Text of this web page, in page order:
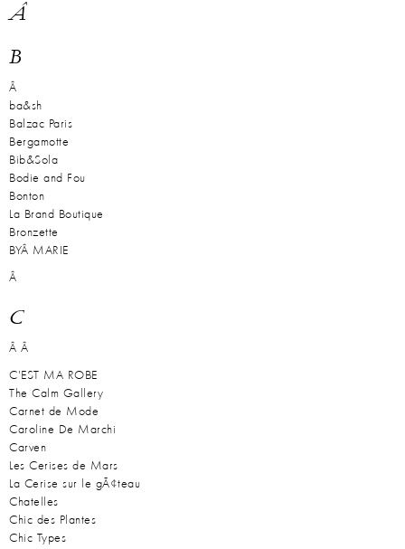
Â
B
Â
ba&sh
Balzac Paris
Bergamotte
Bib&Sola
Bodie and Fou
Bonton
La Brand Boutique
Bronzette
BYÂ MARIE
Â
C
Â Â
C'EST MA ROBE
The Calm Gallery
Carnet de Mode
Caroline De Marchi
Carven
Les Cerises de Mars
La Cerise sur le gÃ¢teau
Chatelles
Chic des Plantes
Chic Types